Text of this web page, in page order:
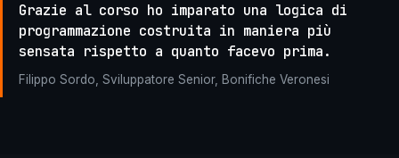
Grazie al corso ho imparato una logica di
programmazione costruita in maniera più
sensata rispetto a quanto facevo prima.
Filippo Sordo, Sviluppatore Senior, Bonifiche Veronesi